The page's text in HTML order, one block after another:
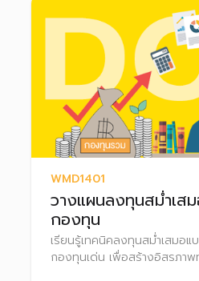
WMD1401
วางแผนลงทุนสม่ำเส
กองทุน
เรียนรู้เทคนิคลงทุนสม่ำเสมอแ
กองทุนเด่น เพื่อสร้างอิสรภาพท